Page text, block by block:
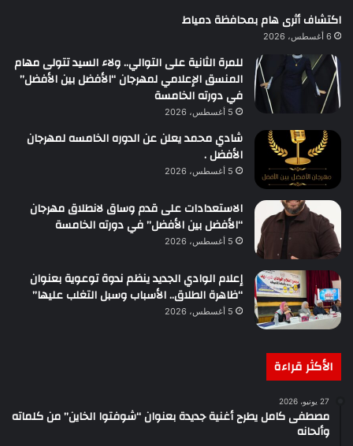
اكتشاف أثرى هام بمحافظة دمياط
6 أغسطس، 2026
للمرة الثانية على التوالي.. ولاء السيد تتولى مهام
المنسق الإعلامي لمهرجان “الأفضل بين الأفضل”
في دورته الخامسة
5 أغسطس، 2026
شادي محمد يعلن عن الدوره الخامسه لمهرجان
الأفضل .
5 أغسطس، 2026
الاستعدادات على قدم وساق لانطلاق مهرجان
“الأفضل بين الأفضل” في دورته الخامسة
5 أغسطس، 2026
إعلام الوادي الجديد ينظم ندوة توعوية بعنوان
“ظاهرة الطلاق.. الأسباب وسبل التغلب عليها”
5 أغسطس، 2026
الأكثر قراءة
27 يونيو، 2026
مصطفى كامل يطرح أغنية جديدة بعنوان “شوفتوا الخاين” من كلماته
وألحانه